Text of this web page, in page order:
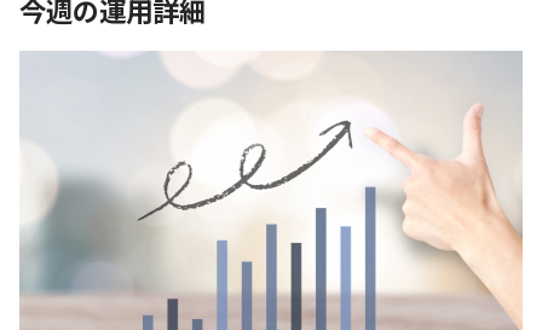
今週の運用詳細